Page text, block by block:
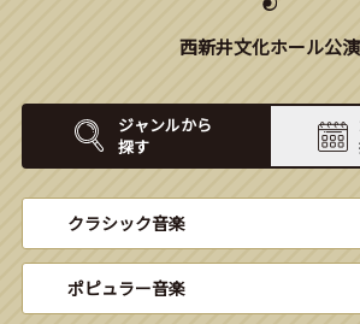
西新井文化ホール公演
ジャンルから
探す
クラシック音楽
ポピュラー音楽